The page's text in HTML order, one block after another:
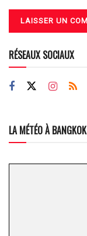
RÉSEAUX SOCIAUX
LA MÉTÉO À BANGKOK